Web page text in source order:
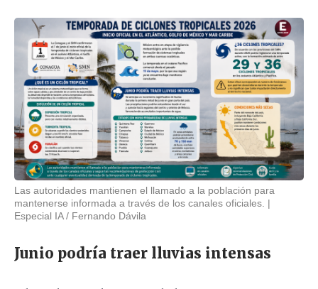
Las autoridades mantienen el llamado a la población para
mantenerse informada a través de los canales oficiales.
Especial IA / Fernando Dávila
Junio podría traer lluvias intensas